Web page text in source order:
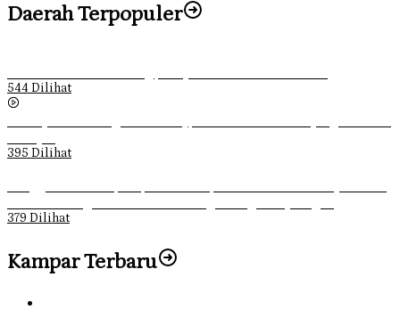
Daerah Terpopuler
544 Dilihat
395 Dilihat
379 Dilihat
Kampar Terbaru